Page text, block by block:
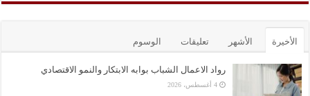
الأخيرة الأشهر تعليقات الوسوم
رواد الاعمال الشباب بوابه الابتكار والنمو الاقتصادي
4 أغسطس، 2026